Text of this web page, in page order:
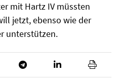
mit Hartz IV müssten
jetzt, ebenso wie der
unterstützen.